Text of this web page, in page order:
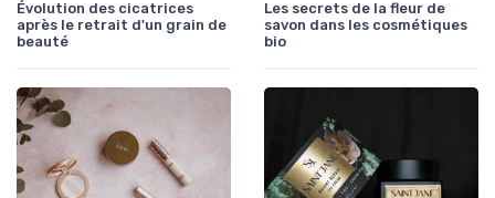
Évolution des cicatrices
après le retrait d'un grain de
beauté
Les secrets de la fleur de
savon dans les cosmétiques
bio